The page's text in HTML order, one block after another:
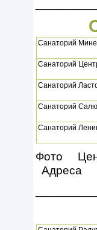
Санаторий
Санаторий
Санаторий
Санаторий
Санаторий
Фото